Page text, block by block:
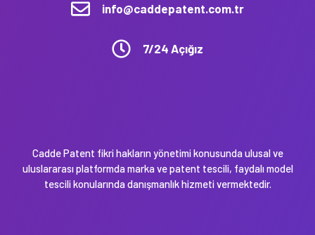
info@caddepatent.com.tr
7/24 Açığız
Cadde Patent fikri hakların yönetimi konusunda ulusal ve
uluslararası platformda marka ve patent tescili, faydalı model
tescili konularında danışmanlık hizmeti vermektedir.